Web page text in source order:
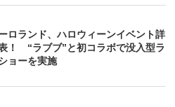
ロランド、ハロウィーンイベント詳
！ “ラブブ”と初コラボで没入型ラ
ョーを実施